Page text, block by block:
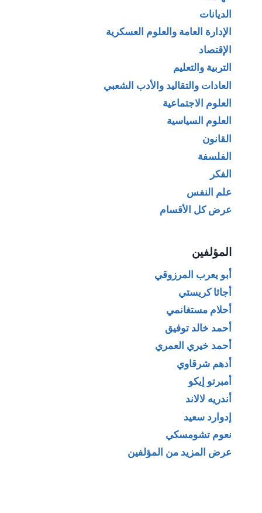
الديانات
الإدارة العامة والعلوم العسكرية
الإقتصاد
التربية والتعليم
العادات والتقاليد والأدب الشعبي
العلوم الاجتماعية
العلوم السياسية
القانون
الفلسفة
الفكر
علم النفس
عرض كل الأقسام
المؤلفين
أبو يعرب المرزوقي
أجاثا كريستي
أحلام مستغانمي
أحمد خالد توفيق
أحمد خيري العمري
أدهم شرقاوي
أمبرتو إيكو
أندريه لالاند
إدوارد سعيد
نعوم تشومسكي
عرض المزيد من المؤلفين